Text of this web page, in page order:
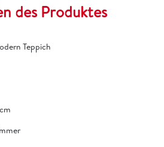
des Produktes
Teppich